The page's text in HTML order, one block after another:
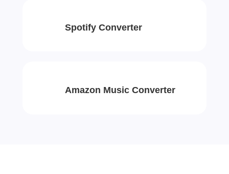
Spotify Converter
Amazon Music Converter